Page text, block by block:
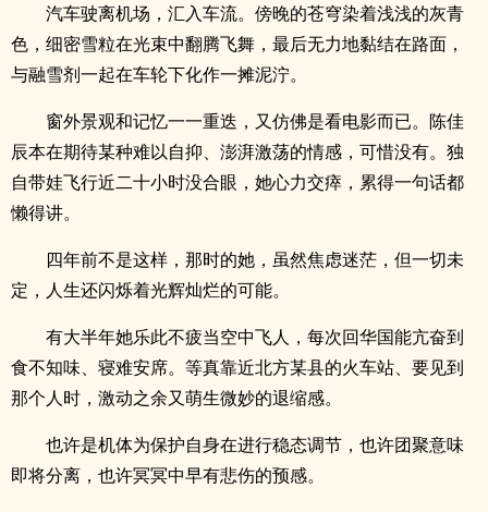
汽车驶离机场，汇入车流。傍晚的苍穹染着浅浅的灰青
色，细密雪粒在光束中翻腾飞舞，最后无力地黏结在路面，
与融雪剂一起在车轮下化作一摊泥泞。
窗外景观和记忆一一重迭，又仿佛是看电影而已。陈佳
辰本在期待某种难以自抑、澎湃激荡的情感，可惜没有。独
自带娃飞行近二十小时没合眼，她心力交瘁，累得一句话都
懒得讲。
四年前不是这样，那时的她，虽然焦虑迷茫，但一切未
定，人生还闪烁着光辉灿烂的可能。
有大半年她乐此不疲当空中飞人，每次回华国能亢奋到
食不知味、寝难安席。等真靠近北方某县的火车站、要见到
那个人时，激动之余又萌生微妙的退缩感。
也许是机体为保护自身在进行稳态调节，也许团聚意味
即将分离，也许冥冥中早有悲伤的预感。